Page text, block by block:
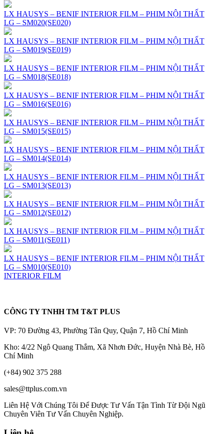
LX HAUSYS – BENIF INTERIOR FILM – PHIM NỘI THẤT
LG – SM020(SE020)
LX HAUSYS – BENIF INTERIOR FILM – PHIM NỘI THẤT
LG – SM019(SE019)
LX HAUSYS – BENIF INTERIOR FILM – PHIM NỘI THẤT
LG – SM018(SE018)
LX HAUSYS – BENIF INTERIOR FILM – PHIM NỘI THẤT
LG – SM016(SE016)
LX HAUSYS – BENIF INTERIOR FILM – PHIM NỘI THẤT
LG – SM015(SE015)
LX HAUSYS – BENIF INTERIOR FILM – PHIM NỘI THẤT
LG – SM014(SE014)
LX HAUSYS – BENIF INTERIOR FILM – PHIM NỘI THẤT
LG – SM013(SE013)
LX HAUSYS – BENIF INTERIOR FILM – PHIM NỘI THẤT
LG – SM012(SE012)
LX HAUSYS – BENIF INTERIOR FILM – PHIM NỘI THẤT
LG – SM011(SE011)
LX HAUSYS – BENIF INTERIOR FILM – PHIM NỘI THẤT
LG – SM010(SE010)
INTERIOR FILM
CÔNG TY TNHH TM T&T PLUS
VP: 70 Đường 43, Phường Tân Quy, Quận 7, Hồ Chí Minh
Kho: 4/22 Ngô Quang Thắm, Xã Nhơn Đức, Huyện Nhà Bè, Hồ
Chí Minh
(+84) 902 375 288
sales@ttplus.com.vn
Liên Hệ Với Chúng Tôi Để Được Tư Vấn Tận Tình Từ Đội Ngũ
Chuyên Viên Tư Vấn Chuyên Nghiệp.